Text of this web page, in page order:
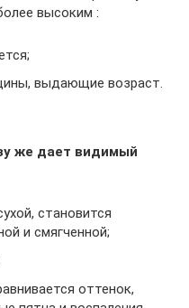
высоким :
выдающие возраст.
же дает видимый
становится
и смягченной;
оттенок,